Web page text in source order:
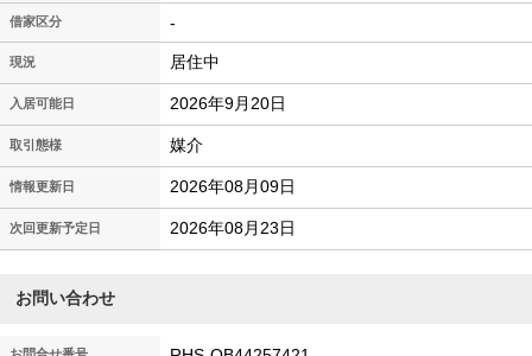
借家区分 -
現況 居住中
入居可能日 2026年9月20日
取引態様 媒介
情報更新日 2026年08月09日
次回更新予定日 2026年08月23日
お問い合わせ